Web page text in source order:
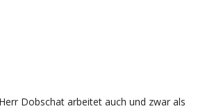
Dobschat arbeitet auch und zwar als